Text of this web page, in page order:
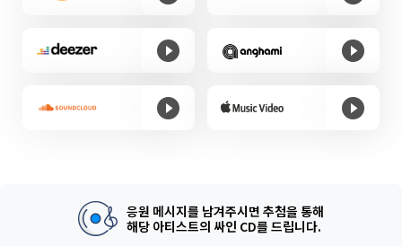
응원 메시지를 남겨주시면 추첨을 통해
해당 아티스트의 싸인 CD를 드립니다.